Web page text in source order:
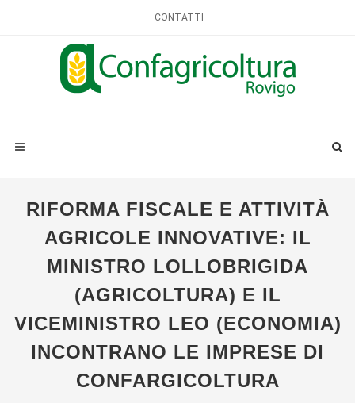
CONTATTI
RIFORMA FISCALE E ATTIVITÀ
AGRICOLE INNOVATIVE: IL
MINISTRO LOLLOBRIGIDA
(AGRICOLTURA) E IL
VICEMINISTRO LEO (ECONOMIA)
INCONTRANO LE IMPRESE DI
CONFARGICOLTURA